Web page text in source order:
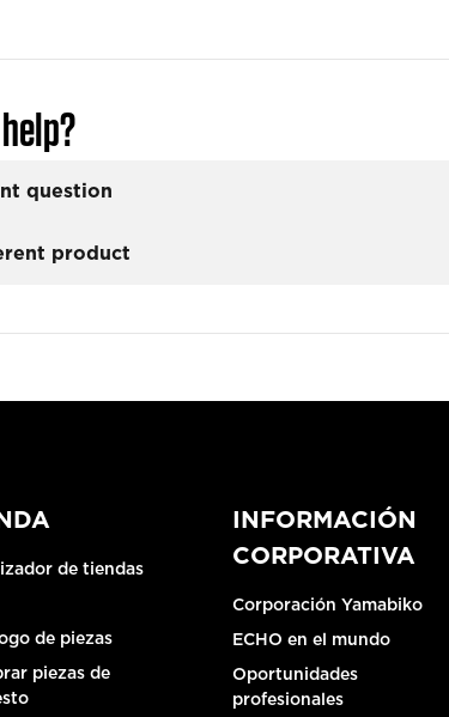
question
product
de tiendas
de piezas
piezas de
INFORMACIÓN
CORPORATIVA
Corporación Yamabiko
ECHO en el mundo
Oportunidades
profesionales